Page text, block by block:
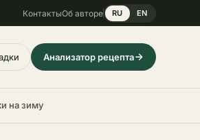
КонтактыОб авторе RU EN
Анализатор рецепта
на зиму